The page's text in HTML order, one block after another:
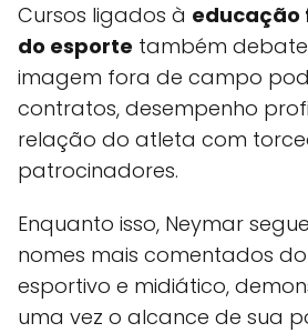
Cursos ligados à educação
do esporte também
imagem fora de campo
contratos, desempenho
relação do atleta com
patrocinadores.
Enquanto isso, Neymar
nomes mais comentados
esportivo e midiático,
uma vez o alcance de sua